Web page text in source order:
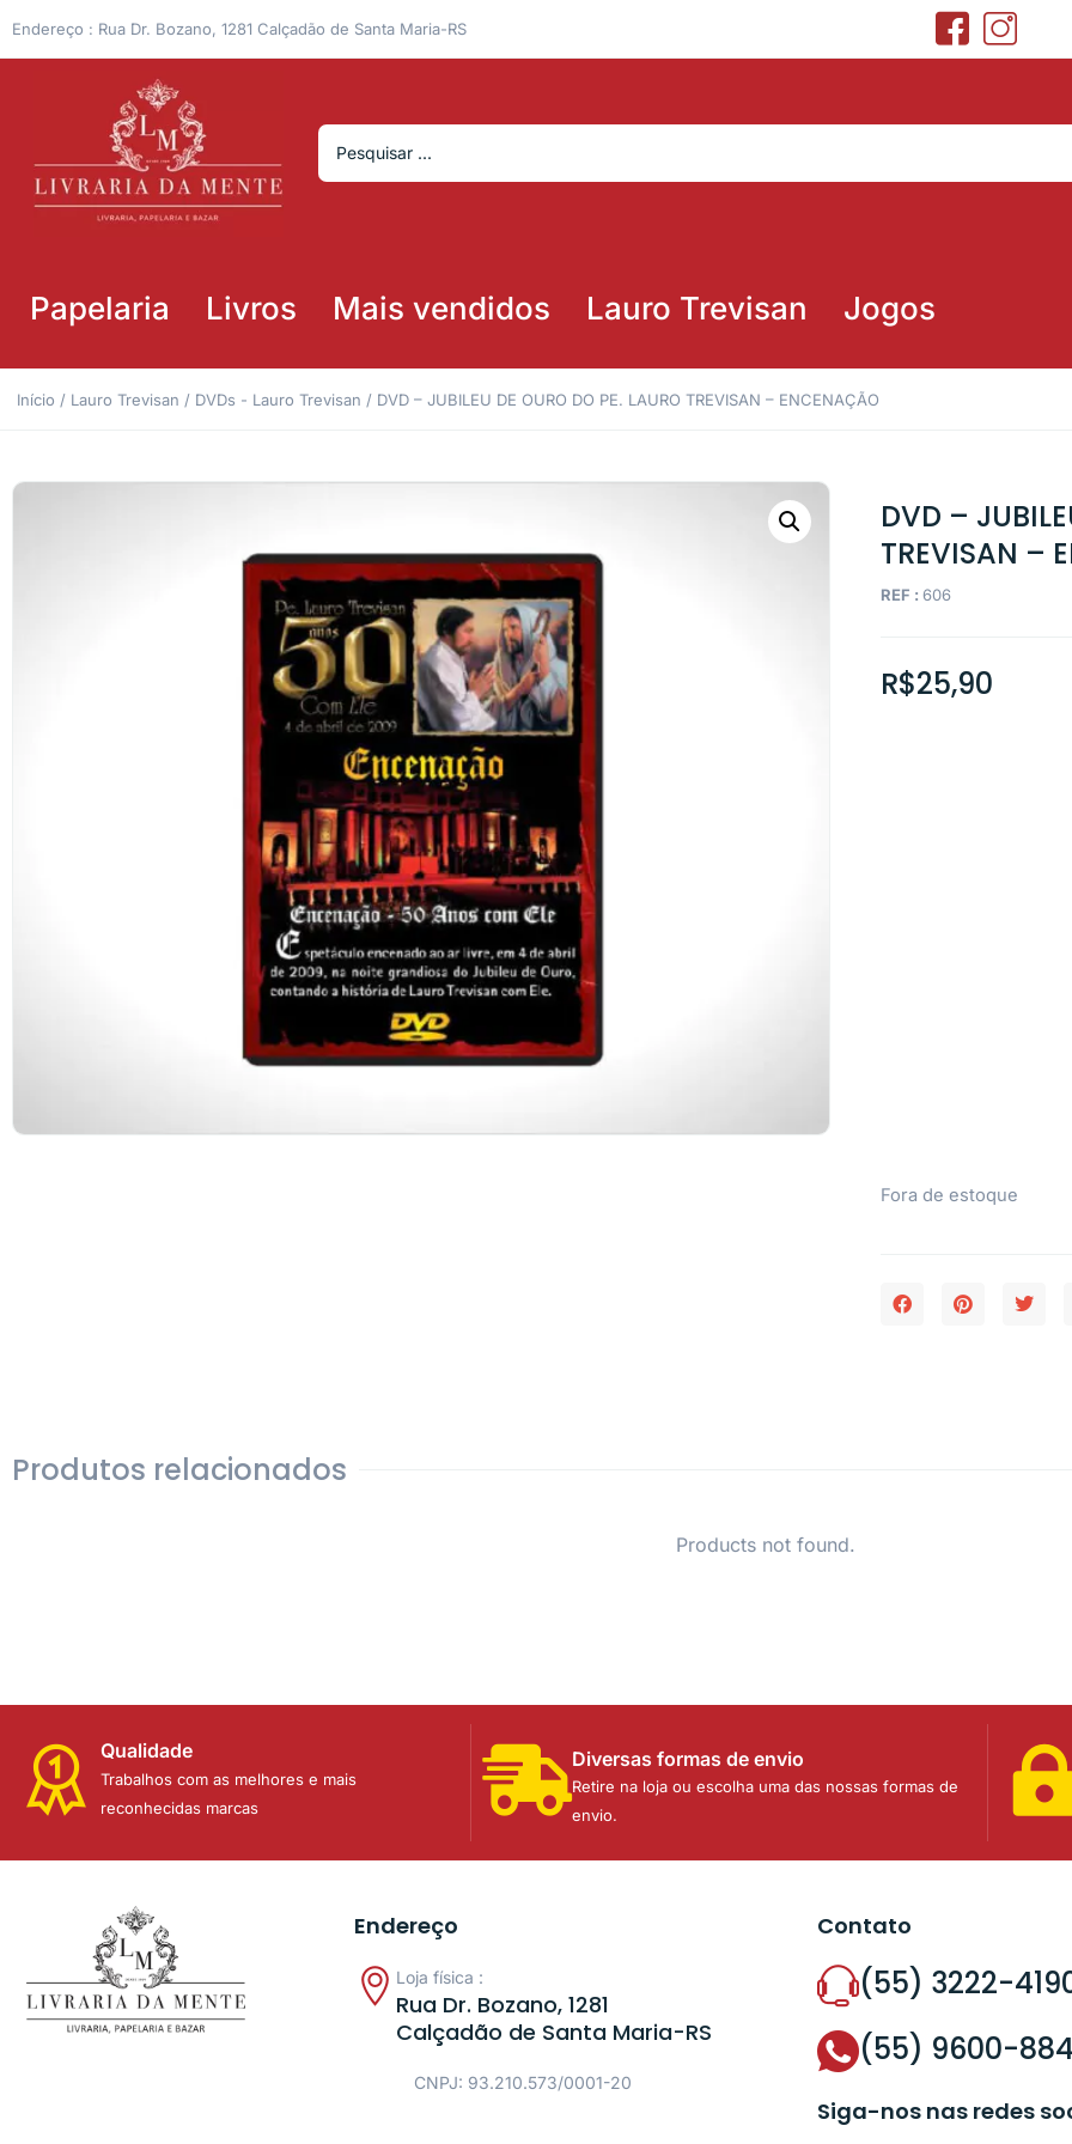
Endereço : Rua Dr. Bozano, 1281 Calçadão de Santa Maria-RS
Papelaria Livros Mais vendidos Lauro Trevisan Jogos
Início / Lauro Trevisan / DVDs - Lauro Trevisan / DVD – JUBILEU DE OURO DO PE. LAURO TREVISAN – ENCENAÇÃO
DVD –
TREVISAN –
REF : 606
R$25,90
Fora de estoque
Produtos relacionados
Products not found.
Qualidade
Trabalhos com as melhores e mais
reconhecidas marcas
Diversas formas de envio
Retire na loja ou escolha uma das nossas formas de
envio.
Endereço
Loja física :
Rua Dr. Bozano, 1281
Calçadão de Santa Maria-RS
CNPJ: 93.210.573/0001-20
Contato
(55) 3222-
(55) 9600-
Siga-nos nas redes